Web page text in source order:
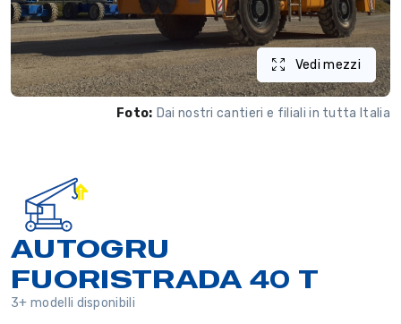
Vedi mezzi
Foto: Dai nostri cantieri e filiali in tutta Italia
AUTOGRU
FUORISTRADA 40 T
3+ modelli disponibili